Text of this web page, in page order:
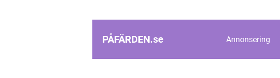
PÅFÄRDEN.se Annonsering